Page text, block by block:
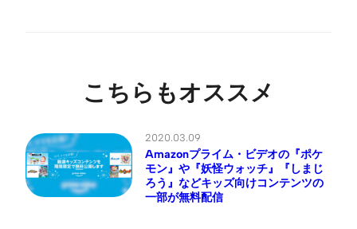
こちらもオススメ
2020.03.09
Amazonプライム・ビデオの『ポケ
モン』や『妖怪ウォッチ』『しまじ
ろう』などキッズ向けコンテンツの
一部が無料配信